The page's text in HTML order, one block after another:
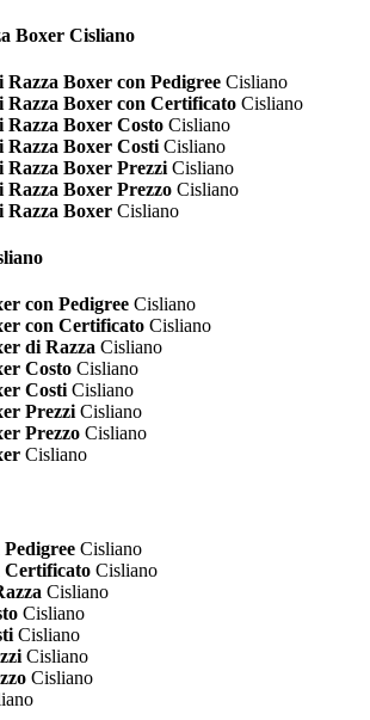
Boxer Cisliano
Boxer con Pedigree Cisliano
Boxer con Certificato Cisliano
Boxer Costo Cisliano
Boxer Costi Cisliano
Boxer Prezzi Cisliano
Boxer Prezzo Cisliano
Razza Boxer Cisliano
con Pedigree Cisliano
con Certificato Cisliano
di Razza Cisliano
Costo Cisliano
CostiCisliano
PrezziCisliano
Prezzo Cisliano
Cisliano
Cisliano
Certificato Cisliano
Cisliano
Cisliano
Cisliano
Cisliano
Cisliano